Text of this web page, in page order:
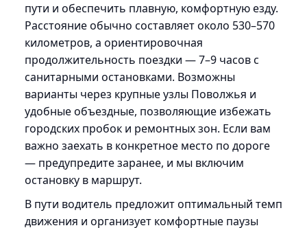
пути и обеспечить плавную, комфортную езду.
Расстояние обычно составляет около 530–570
километров, а ориентировочная
продолжительность поездки — 7–9 часов с
санитарными остановками. Возможны
варианты через крупные узлы Поволжья и
удобные объездные, позволяющие избежать
городских пробок и ремонтных зон. Если вам
важно заехать в конкретное место по дороге
— предупредите заранее, и мы включим
остановку в маршрут.
В пути водитель предложит оптимальный темп
движения и организует комфортные паузы